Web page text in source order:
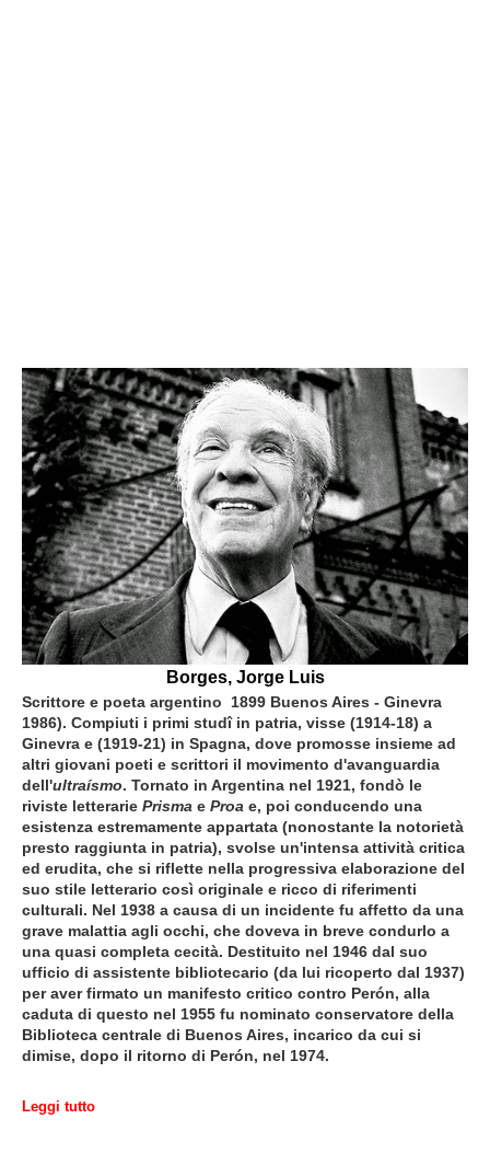
Borges, Jorge Luis
Scrittore e poeta argentino 1899 Buenos Aires - Ginevra
1986). Compiuti i primi studî in patria, visse (1914-18) a
Ginevra e (1919-21) in Spagna, dove promosse insieme ad
altri giovani poeti e scrittori il movimento d'avanguardia
dell'ultraísmo. Tornato in Argentina nel 1921, fondò le
riviste letterarie Prisma e Proa e, poi conducendo una
esistenza estremamente appartata (nonostante la notorietà
presto raggiunta in patria), svolse un'intensa attività critica
ed erudita, che si riflette nella progressiva elaborazione del
suo stile letterario così originale e ricco di riferimenti
culturali. Nel 1938 a causa di un incidente fu affetto da una
grave malattia agli occhi, che doveva in breve condurlo a
una quasi completa cecità. Destituito nel 1946 dal suo
ufficio di assistente bibliotecario (da lui ricoperto dal 1937)
per aver firmato un manifesto critico contro Perón, alla
caduta di questo nel 1955 fu nominato conservatore della
Biblioteca centrale di Buenos Aires, incarico da cui si
dimise, dopo il ritorno di Perón, nel 1974.
Leggi tutto